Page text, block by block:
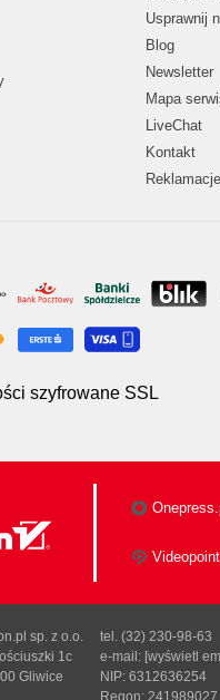
Usprawnij
Blog
Newsletter
Mapa
LiveChat
Kontakt
szyfrowane SSL
sp. z o.o.
1c
Gliwice
tel. (32) 230-98-63
e-mail: [wyświetl
NIP: 6312636254
Regon: 241989027